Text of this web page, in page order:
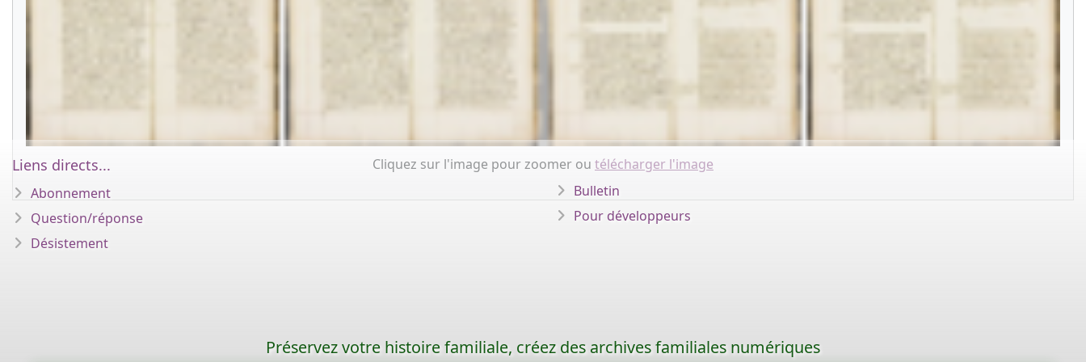
Cliquez sur l'image pour zoomer ou télécharger l'image
Liens directs...
Abonnement
Question/réponse
Désistement
Bulletin
Pour développeurs
Préservez votre histoire familiale, créez des archives familiales numériques